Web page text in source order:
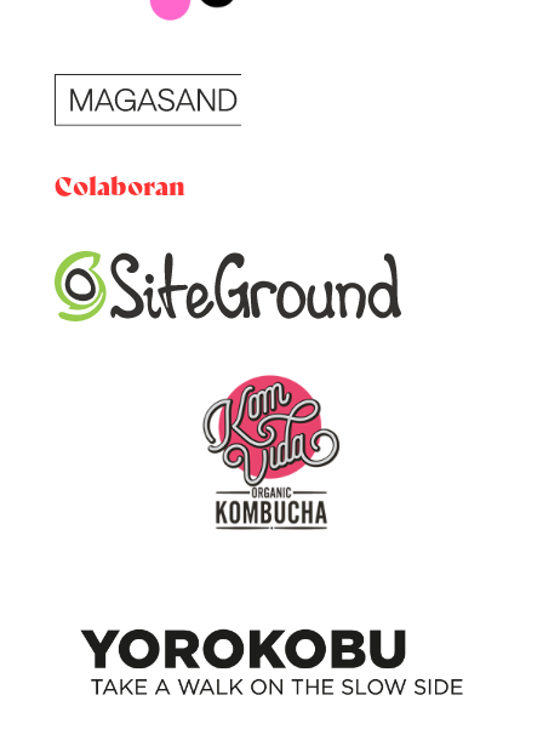
Colaboran